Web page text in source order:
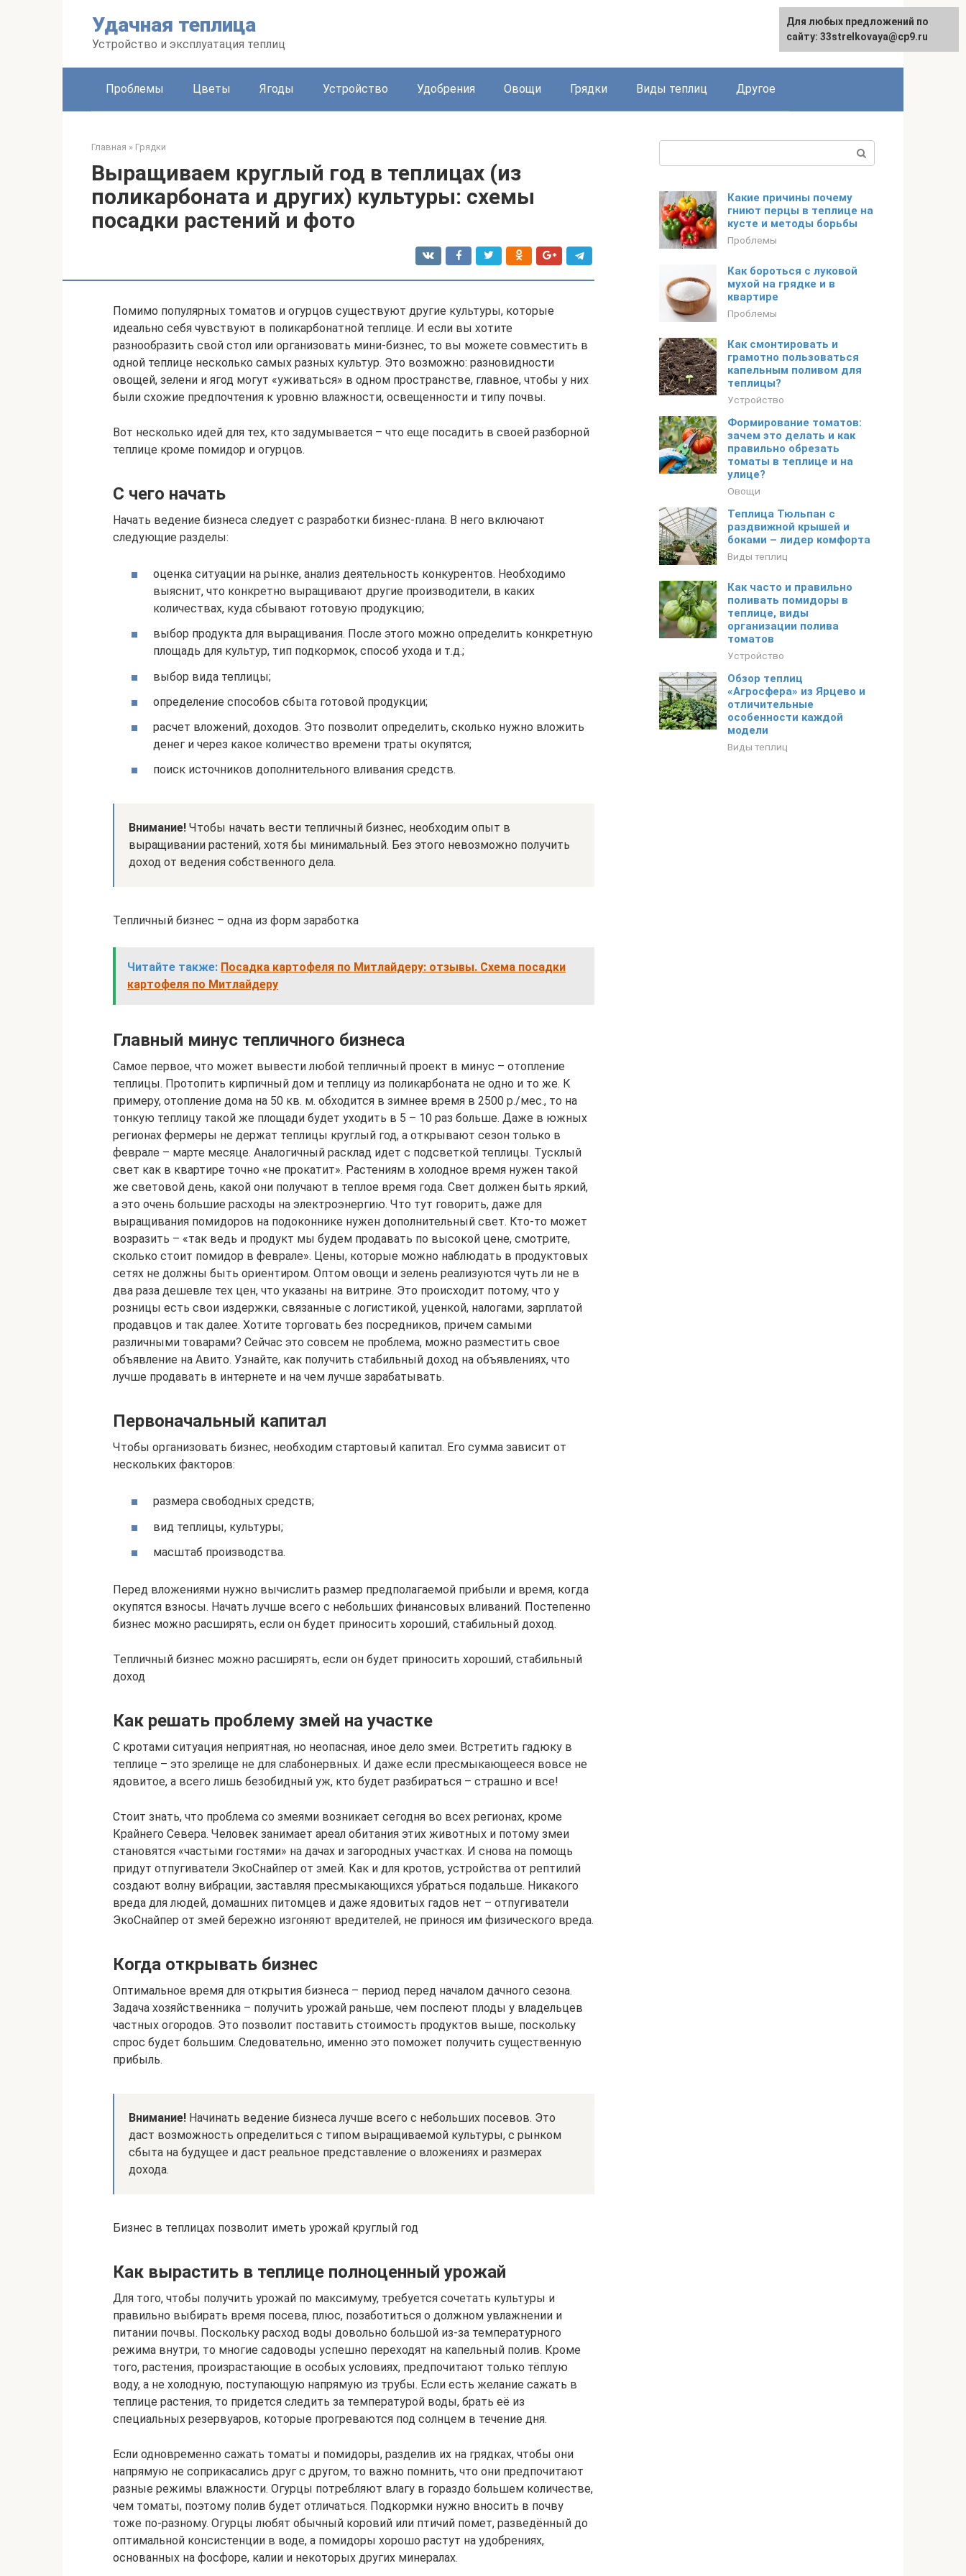
Удачная теплица
Устройство и эксплуатация теплиц
Проблемы Цветы Ягоды Устройство Удобрения Овощи Грядки Виды теплиц Другое
Главная » Грядки
Выращиваем круглый год в теплицах (из
поликарбоната и других) культуры: схемы
посадки растений и фото
Помимо популярных томатов и огурцов существуют другие культуры, которые
идеально себя чувствуют в поликарбонатной теплице. И если вы хотите
разнообразить свой стол или организовать мини-бизнес, то вы можете совместить в
одной теплице несколько самых разных культур. Это возможно: разновидности
овощей, зелени и ягод могут «уживаться» в одном пространстве, главное, чтобы у них
были схожие предпочтения к уровню влажности, освещенности и типу почвы.
Вот несколько идей для тех, кто задумывается – что еще посадить в своей разборной
теплице кроме помидор и огурцов.
С чего начать
Начать ведение бизнеса следует с разработки бизнес-плана. В него включают
следующие разделы:
оценка ситуации на рынке, анализ деятельность конкурентов. Необходимо
выяснит, что конкретно выращивают другие производители, в каких
количествах, куда сбывают готовую продукцию;
выбор продукта для выращивания. После этого можно определить конкретную
площадь для культур, тип подкормок, способ ухода и т.д.;
выбор вида теплицы;
определение способов сбыта готовой продукции;
расчет вложений, доходов. Это позволит определить, сколько нужно вложить
денег и через какое количество времени траты окупятся;
поиск источников дополнительного вливания средств.
Внимание! Чтобы начать вести тепличный бизнес, необходим опыт в
выращивании растений, хотя бы минимальный. Без этого невозможно получить
доход от ведения собственного дела.
Тепличный бизнес – одна из форм заработка
Читайте также: Посадка картофеля по Митлайдеру: отзывы. Схема посадки
картофеля по Митлайдеру
Главный минус тепличного бизнеса
Самое первое, что может вывести любой тепличный проект в минус – отопление
теплицы. Протопить кирпичный дом и теплицу из поликарбоната не одно и то же. К
примеру, отопление дома на 50 кв. м. обходится в зимнее время в 2500 р./мес., то на
тонкую теплицу такой же площади будет уходить в 5 – 10 раз больше. Даже в южных
регионах фермеры не держат теплицы круглый год, а открывают сезон только в
феврале – марте месяце. Аналогичный расклад идет с подсветкой теплицы. Тусклый
свет как в квартире точно «не прокатит». Растениям в холодное время нужен такой
же световой день, какой они получают в теплое время года. Свет должен быть яркий,
а это очень большие расходы на электроэнергию. Что тут говорить, даже для
выращивания помидоров на подоконнике нужен дополнительный свет. Кто-то может
возразить – «так ведь и продукт мы будем продавать по высокой цене, смотрите,
сколько стоит помидор в феврале». Цены, которые можно наблюдать в продуктовых
сетях не должны быть ориентиром. Оптом овощи и зелень реализуются чуть ли не в
два раза дешевле тех цен, что указаны на витрине. Это происходит потому, что у
розницы есть свои издержки, связанные с логистикой, уценкой, налогами, зарплатой
продавцов и так далее. Хотите торговать без посредников, причем самыми
различными товарами? Сейчас это совсем не проблема, можно разместить свое
объявление на Авито. Узнайте, как получить стабильный доход на объявлениях, что
лучше продавать в интернете и на чем лучше зарабатывать.
Первоначальный капитал
Чтобы организовать бизнес, необходим стартовый капитал. Его сумма зависит от
нескольких факторов:
размера свободных средств;
вид теплицы, культуры;
масштаб производства.
Перед вложениями нужно вычислить размер предполагаемой прибыли и время, когда
окупятся взносы. Начать лучше всего с небольших финансовых вливаний. Постепенно
бизнес можно расширять, если он будет приносить хороший, стабильный доход.
Тепличный бизнес можно расширять, если он будет приносить хороший, стабильный
доход
Как решать проблему змей на участке
С кротами ситуация неприятная, но неопасная, иное дело змеи. Встретить гадюку в
теплице – это зрелище не для слабонервных. И даже если пресмыкающееся вовсе не
ядовитое, а всего лишь безобидный уж, кто будет разбираться – страшно и все!
Стоит знать, что проблема со змеями возникает сегодня во всех регионах, кроме
Крайнего Севера. Человек занимает ареал обитания этих животных и потому змеи
становятся «частыми гостями» на дачах и загородных участках. И снова на помощь
придут отпугиватели ЭкоСнайпер от змей. Как и для кротов, устройства от рептилий
создают волну вибрации, заставляя пресмыкающихся убраться подальше. Никакого
вреда для людей, домашних питомцев и даже ядовитых гадов нет – отпугиватели
ЭкоСнайпер от змей бережно изгоняют вредителей, не принося им физического вреда.
Когда открывать бизнес
Оптимальное время для открытия бизнеса – период перед началом дачного сезона.
Задача хозяйственника – получить урожай раньше, чем поспеют плоды у владельцев
частных огородов. Это позволит поставить стоимость продуктов выше, поскольку
спрос будет большим. Следовательно, именно это поможет получить существенную
прибыль.
Внимание! Начинать ведение бизнеса лучше всего с небольших посевов. Это
даст возможность определиться с типом выращиваемой культуры, с рынком
сбыта на будущее и даст реальное представление о вложениях и размерах
дохода.
Бизнес в теплицах позволит иметь урожай круглый год
Как вырастить в теплице полноценный урожай
Для того, чтобы получить урожай по максимуму, требуется сочетать культуры и
правильно выбирать время посева, плюс, позаботиться о должном увлажнении и
питании почвы. Поскольку расход воды довольно большой из-за температурного
режима внутри, то многие садоводы успешно переходят на капельный полив. Кроме
того, растения, произрастающие в особых условиях, предпочитают только тёплую
воду, а не холодную, поступающую напрямую из трубы. Если есть желание сажать в
теплице растения, то придется следить за температурой воды, брать её из
специальных резервуаров, которые прогреваются под солнцем в течение дня.
Если одновременно сажать томаты и помидоры, разделив их на грядках, чтобы они
напрямую не соприкасались друг с другом, то важно помнить, что они предпочитают
разные режимы влажности. Огурцы потребляют влагу в гораздо большем количестве,
чем томаты, поэтому полив будет отличаться. Подкормки нужно вносить в почву
тоже по-разному. Огурцы любят обычный коровий или птичий помет, разведённый до
оптимальной консистенции в воде, а помидоры хорошо растут на удобрениях,
основанных на фосфоре, калии и некоторых других минералах.
Какие причины почему
гниют перцы в теплице на
кусте и методы борьбы
Проблемы
Как бороться с луковой
мухой на грядке и в
квартире
Проблемы
Как смонтировать и
грамотно пользоваться
капельным поливом для
теплицы?
Устройство
Формирование томатов:
зачем это делать и как
правильно обрезать
томаты в теплице и на
улице?
Овощи
Теплица Тюльпан с
раздвижной крышей и
боками – лидер комфорта
Виды теплиц
Как часто и правильно
поливать помидоры в
теплице, виды
организации полива
томатов
Устройство
Обзор теплиц
«Агросфера» из Ярцево и
отличительные
особенности каждой
модели
Виды теплиц
Для любых предложений по
сайту: 33strelkovaya@cp9.ru